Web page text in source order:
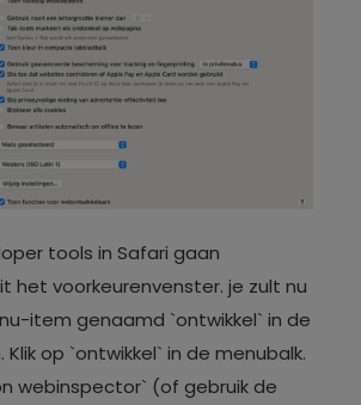
tools in Safari gaan
het voorkeurenvenster. je zult nu
item genaamd `ontwikkel` in de
Klik op `ontwikkel` in de menubalk.
webinspector` (of gebruik de